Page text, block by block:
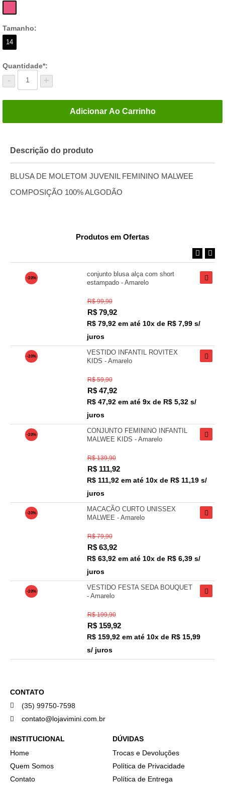
Tamanho:
14
Quantidade*:
- +
Adicionar Ao Carrinho
Descrição do produto
BLUSA DE MOLETOM JUVENIL FEMININO MALWEE
COMPOSIÇÃO 100% ALGODÃO
Produtos em Ofertas
-20%
conjunto blusa alça com short
estampado - Amarelo
R$ 99,90
R$ 79,92
R$ 79,92 em até 10x de R$ 7,99 s/
juros
-20%
VESTIDO INFANTIL ROVITEX
KIDS - Amarelo
R$ 59,90
R$ 47,92
R$ 47,92 em até 9x de R$ 5,32 s/
juros
-20%
CONJUNTO FEMININO INFANTIL
MALWEE KIDS - Amarelo
R$ 139,90
R$ 111,92
R$ 111,92 em até 10x de R$ 11,19 s/
juros
-20%
MACACÃO CURTO UNISSEX
MALWEE - Amarelo
R$ 79,90
R$ 63,92
R$ 63,92 em até 10x de R$ 6,39 s/
juros
-20%
VESTIDO FESTA SEDA BOUQUET
- Amarelo
R$ 199,90
R$ 159,92
R$ 159,92 em até 10x de R$ 15,99
s/ juros
CONTATO
(35) 99750-7598
contato@lojavimini.com.br
INSTITUCIONAL
Home
Quem Somos
Contato
DÚVIDAS
Trocas e Devoluções
Política de Privacidade
Política de Entrega